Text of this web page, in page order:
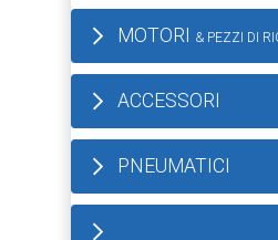
MOTORI & PEZZI DI
ACCESSORI
PNEUMATICI